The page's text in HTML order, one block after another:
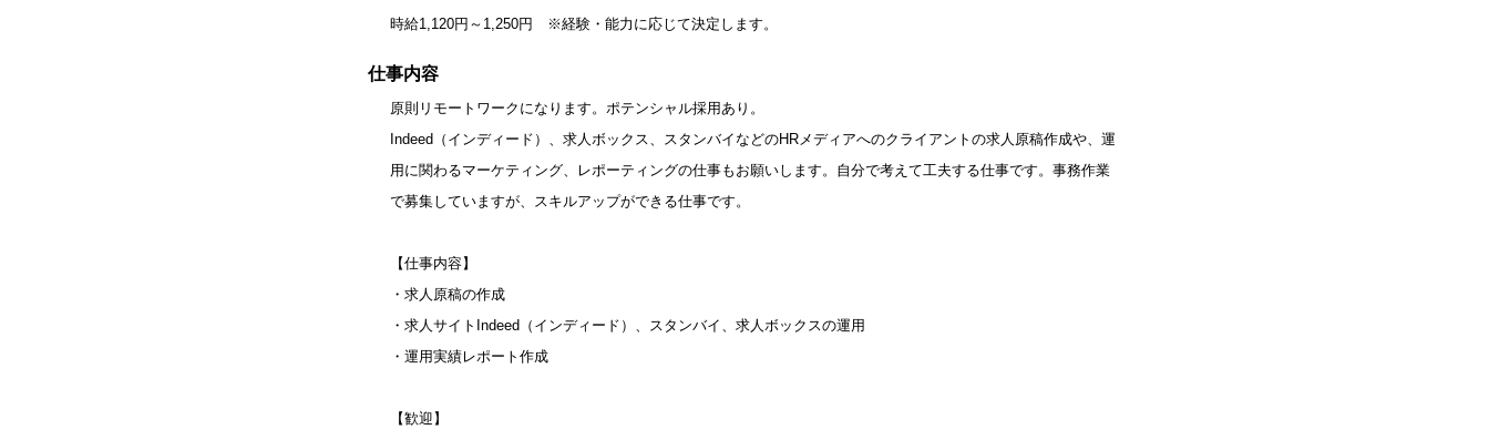
時給1,120円～1,250円 ※経験・能力に応じて決定します。
仕事内容
原則リモートワークになります。ポテンシャル採用あり。
Indeed（インディード）、求人ボックス、スタンバイなどのHRメディアへのクライアントの求人原稿作成や、運
用に関わるマーケティング、レポーティングの仕事もお願いします。自分で考えて工夫する仕事です。事務作業
で募集していますが、スキルアップができる仕事です。
【仕事内容】
・求人原稿の作成
・求人サイトIndeed（インディード）、スタンバイ、求人ボックスの運用
・運用実績レポート作成
【歓迎】